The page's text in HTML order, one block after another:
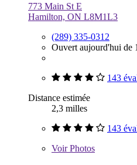
773 Main St E
Hamilton, ON L8M1L3
(289) 335-0312
Ouvert aujourd'hui de
143
Distance estimée
2,3 milles
143
VoirPhotos